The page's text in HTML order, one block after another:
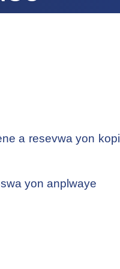
a resevwa yon kopi
yon anplwaye